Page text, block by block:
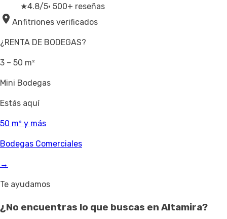
★4.8/5· 500+ reseñas
Anfitriones verificados
¿RENTA DE BODEGAS?
3 – 50 m²
Mini Bodegas
Estás aquí
50 m² y más
Bodegas Comerciales
→
Te ayudamos
¿No encuentras lo que buscas en Altamira?